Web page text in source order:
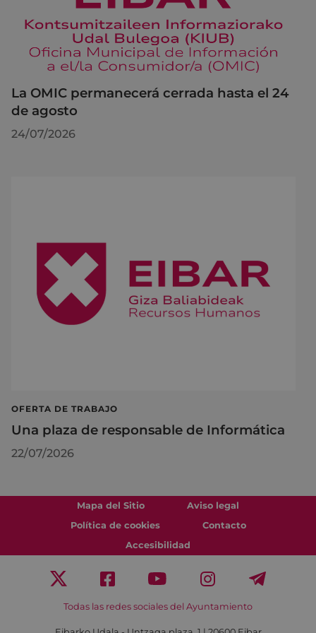
La OMIC permanecerá cerrada hasta el 24
de agosto
24/07/2026
OFERTA DE TRABAJO
Una plaza de responsable de Informática
22/07/2026
Mapa del Sitio
Aviso legal
Política de cookies
Contacto
Accesibilidad
Todas las redes sociales del Ayuntamiento